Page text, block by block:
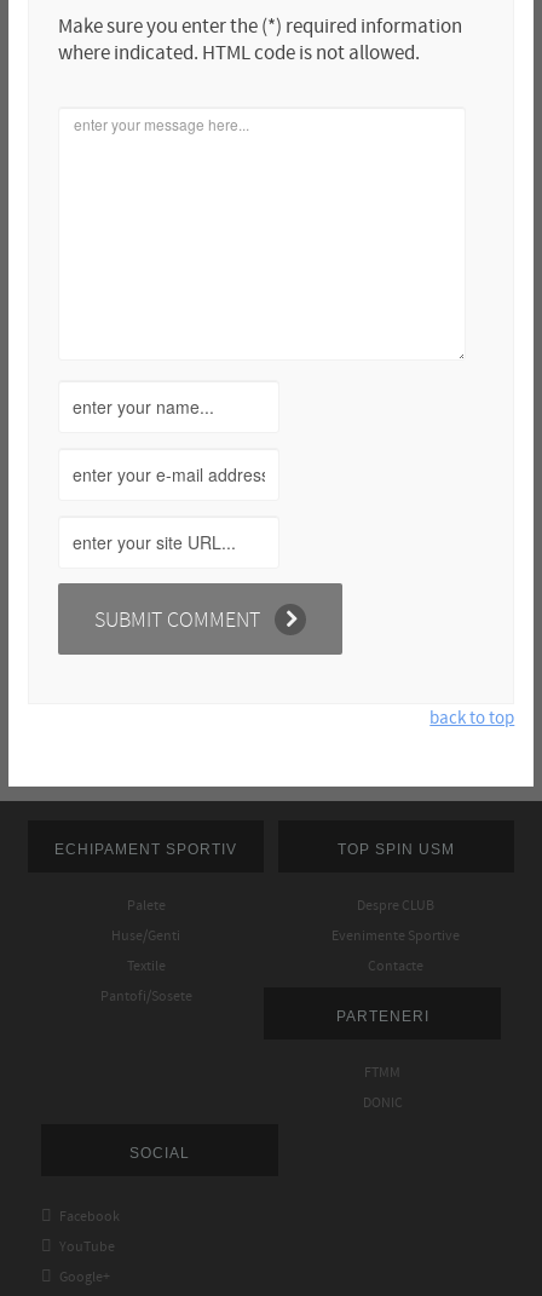
Make sure you enter the (*) required information
where indicated. HTML code is not allowed.
back to top
ECHIPAMENT SPORTIV
Palete
Huse/Genti
Textile
Pantofi/Sosete
TOP SPIN USM
Despre CLUB
Evenimente Sportive
Contacte
PARTENERI
FTMM
DONIC
SOCIAL
 Facebook
 YouTube
 Google+